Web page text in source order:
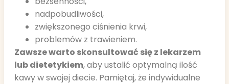
nadpobudliwości,
zwiększonego ciśnienia krwi,
problemów z trawieniem.
Zawsze warto skonsultować się z lekarzem
lub dietetykiem, aby ustalić optymalną ilość
kawy w swojej diecie. Pamiętaj, że indywidualne